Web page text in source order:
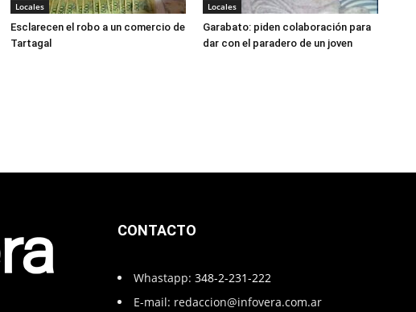
Locales
Esclarecen el robo a un comercio de
Tartagal
Locales
Garabato: piden colaboración para
dar con el paradero de un joven
CONTACTO
Whastapp: 348-2-231-222
E-mail: redaccion@infovera.com.ar